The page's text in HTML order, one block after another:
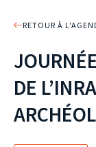
RETOUR À
DE